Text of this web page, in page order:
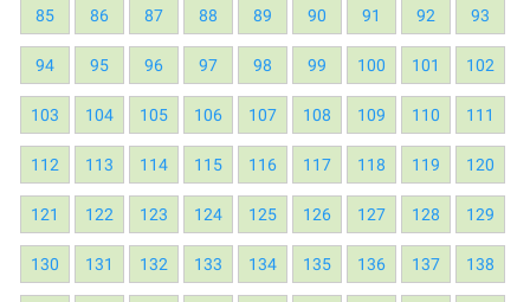
85 86 87 88 89 90 91 92 93
94 95 96 97 98 99 100 101 102
103 104 105 106 107 108 109 110 111
112 113 114 115 116 117 118 119 120
121 122 123 124 125 126 127 128 129
130 131 132 133 134 135 136 137 138